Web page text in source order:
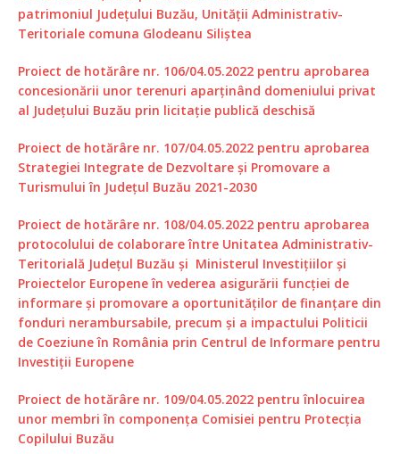
patrimoniul Județului Buzău, Unității Administrativ-
Teritoriale comuna Glodeanu Siliștea
Proiect de hotărâre nr. 106/04.05.2022 pentru aprobarea
concesionării unor terenuri aparținând domeniului privat
al Județului Buzău prin licitație publică deschisă
Proiect de hotărâre nr. 107/04.05.2022 pentru aprobarea
Strategiei Integrate de Dezvoltare și Promovare a
Turismului în Județul Buzău 2021-2030
Proiect de hotărâre nr. 108/04.05.2022 pentru aprobarea
protocolului de colaborare între Unitatea Administrativ-
Teritorială Județul Buzău și Ministerul Investițiilor și
Proiectelor Europene în vederea asigurării funcției de
informare și promovare a oportunităților de finanțare din
fonduri nerambursabile, precum și a impactului Politicii
de Coeziune în România prin Centrul de Informare pentru
Investiții Europene
Proiect de hotărâre nr. 109/04.05.2022 pentru înlocuirea
unor membri în componența Comisiei pentru Protecţia
Copilului Buzău